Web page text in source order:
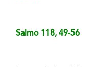
Salmo 118, 49-56